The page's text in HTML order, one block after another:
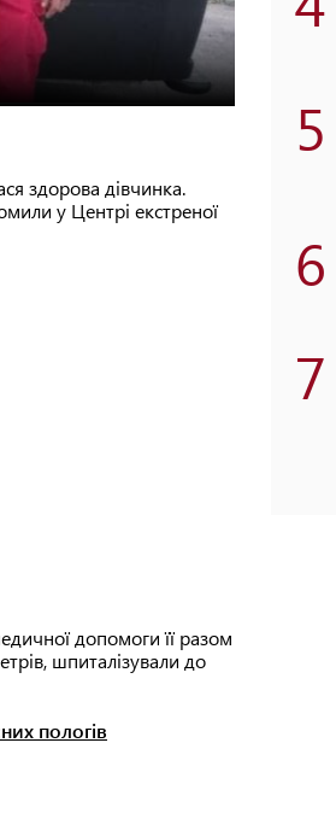
здорова дівчинка.
у Центрі екстреної
допомоги її разом
шпиталізували до
пологів
5
6
7